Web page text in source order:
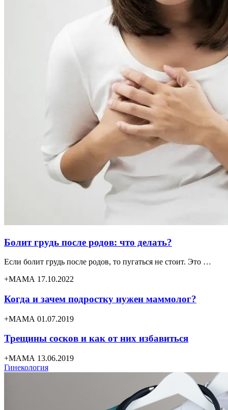
Болит грудь после родов: что делать?
Если болит грудь после родов, то пугаться не стоит. Это …
+МАМА 17.10.2022
Когда и зачем подростку нужен маммолог?
+МАМА 01.07.2019
Трещины сосков и как от них избавиться
+МАМА 13.06.2019
Гинекология